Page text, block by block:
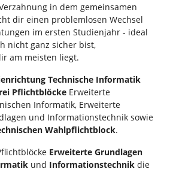
in dem gemeinsamen
dir einen problemlosen Wechsel
im ersten Studienjahr - ideal
nicht ganz sicher bist,
am meisten liegt.
Technische Informatik
Pflichtblöcke Erweiterte
Informatik, Erweiterte
und Informationstechnik sowie
Wahlpflichtblock.
Erweiterte Grundlagen
und Informationstechnik die